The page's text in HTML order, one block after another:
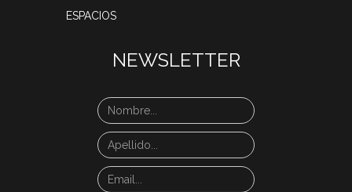
ESPACIOS
NEWSLETTER